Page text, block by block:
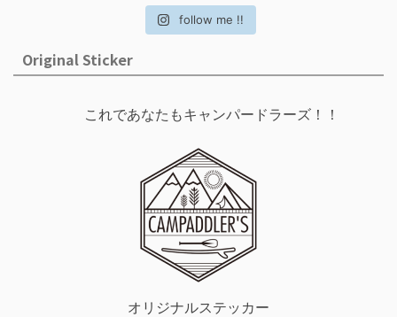
follow me !!
Original Sticker
これであなたもキャンパードラーズ！！
オリジナルステッカー